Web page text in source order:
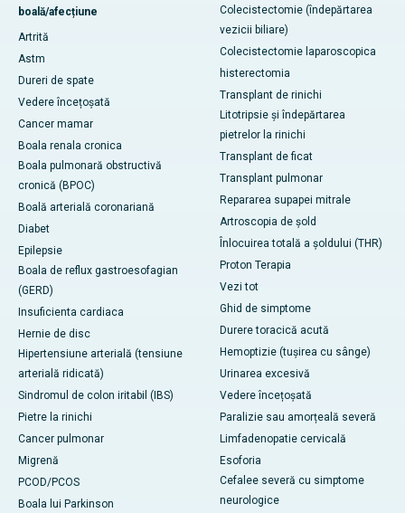
boală/afecțiune
Artrită
Astm
Dureri de spate
Vedere încețoșată
Cancer mamar
Boala renala cronica
Boala pulmonară obstructivă
cronică (BPOC)
Boală arterială coronariană
Diabet
Epilepsie
Boala de reflux gastroesofagian
(GERD)
Insuficienta cardiaca
Hernie de disc
Hipertensiune arterială (tensiune
arterială ridicată)
Sindromul de colon iritabil (IBS)
Pietre la rinichi
Cancer pulmonar
Migrenă
PCOD/PCOS
Boala lui Parkinson
Colecistectomie (îndepărtarea
vezicii biliare)
Colecistectomie laparoscopica
histerectomia
Transplant de rinichi
Litotripsie și îndepărtarea
pietrelor la rinichi
Transplant de ficat
Transplant pulmonar
Repararea supapei mitrale
Artroscopia de șold
Înlocuirea totală a șoldului (THR)
Proton Terapia
Vezi tot
Ghid de simptome
Durere toracică acută
Hemoptizie (tușirea cu sânge)
Urinarea excesivă
Vedere încețoșată
Paralizie sau amorțeală severă
Limfadenopatie cervicală
Esoforia
Cefalee severă cu simptome
neurologice